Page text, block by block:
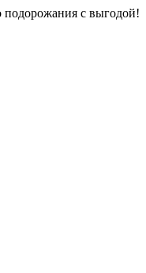
подорожания с выгодой!